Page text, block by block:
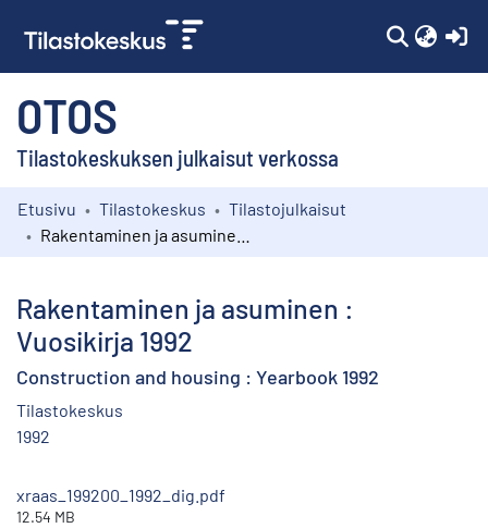
OTOS
Tilastokeskuksen julkaisut verkossa
Kokoelmat
Etusivu Tilastokeskus
Tilastojulkaisut
Rakentaminen ja asuminen :
Vuosikirja 1992
Construction and housing : Yearbook 1992
Tilastokeskus
1992
xraas_199200_1992_dig.pdf
12.54 MB